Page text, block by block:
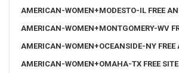
AMERICAN-WOMEN+MODESTO-IL FREE
AMERICAN-WOMEN+MONTGOMERY-WV
AMERICAN-WOMEN+OCEANSIDE-NY FREE
AMERICAN-WOMEN+OMAHA-TX FREE